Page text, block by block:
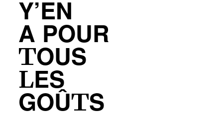
Y’EN
A POUR
TOUS
LES
GOÛTS